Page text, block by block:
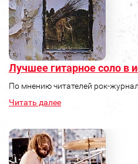
Лучшее гитарное соло в
По мнению читателей рок-
Читать далее